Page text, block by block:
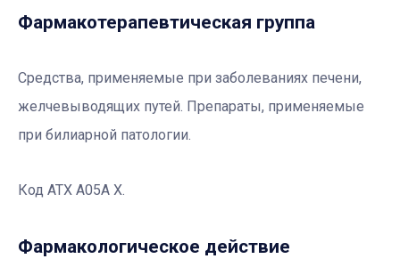
Фармакотерапевтичеcкая группа
Средства, применяемые при заболеваниях печени,
желчевыводящих путей. Препараты, применяемые
при билиарной патологии.
Код АТХ А05А Х.
Фармакологическое действие